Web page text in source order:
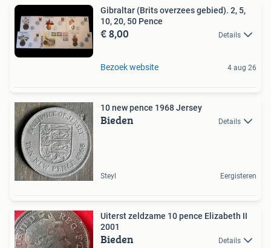
Gibraltar (Brits overzees gebied). 2, 5,
10, 20, 50 Pence
€ 8,00 Details
Bezoek website 4 aug 26
10 new pence 1968 Jersey
Bieden Details
Steyl Eergisteren
Uiterst zeldzame 10 pence Elizabeth II
2001
Bieden Details